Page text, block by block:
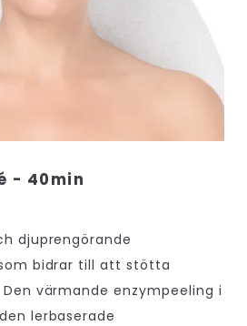
- 40min
djuprengörande
bidrar till att stötta
värmande enzympeeling i
lerbaserade